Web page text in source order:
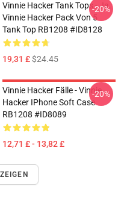
Vinnie Hacker Tank Tops - Ja.
Vinnie Hacker Pack Von 5
Tank Top RB1208 #ID8128
19,31 £$24.45
-20%
Vinnie Hacker Fälle - Vinnie
Hacker IPhone Soft Case
RB1208 #ID8089
12,71 £ - 13,82 £
-20%